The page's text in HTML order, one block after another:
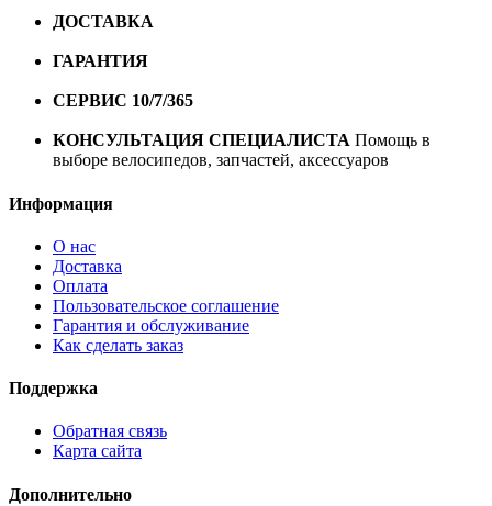
ДОСТАВКА
ГАРАНТИЯ
СЕРВИС 10/7/365
КОНСУЛЬТАЦИЯ СПЕЦИАЛИСТА Помощь в
выборе велосипедов, запчастей, аксессуаров
Информация
О нас
Доставка
Оплата
Пользовательское соглашение
Гарантия и обслуживание
Как сделать заказ
Поддержка
Обратная связь
Карта сайта
Дополнительно